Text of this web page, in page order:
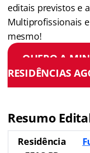
editais previstos e
Multiprofissionais
mesmo!
QUERO A
RESIDÊNCIAS
Resumo
Residência